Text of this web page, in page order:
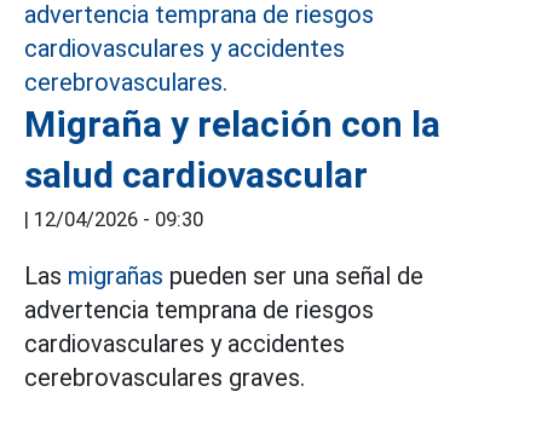
Migraña y relación con la
salud cardiovascular
| 12/04/2026 - 09:30
Las migrañas pueden ser una señal de
advertencia temprana de riesgos
cardiovasculares y accidentes
cerebrovasculares graves.